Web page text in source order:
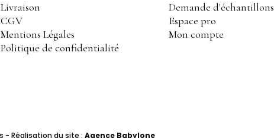
Livraison
CGV
Mentions Légales
Politique de confidentialité
Demande d'échantillons
Espace pro
Mon compte
- Réalisation du site :Agence Babylone